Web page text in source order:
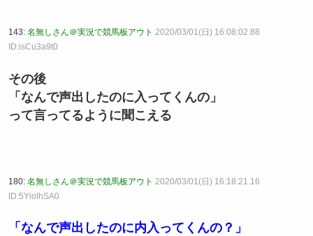
143: 名無しさん＠実況で競馬板アウト 2020/03/01(日) 16:08:02.88
ID:isCu3a9t0
その後
「なんで声出したのに入ってくんの」
って言ってるように聞こえる
180: 名無しさん＠実況で競馬板アウト 2020/03/01(日) 16:18:21.16
ID:5YiolhSA0
「なんで声出したのに内入ってくんの？」